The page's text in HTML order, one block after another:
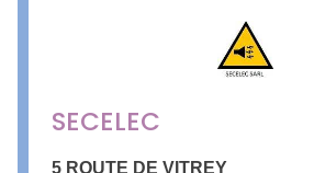
SECELEC
5 ROUTE DE VITREY